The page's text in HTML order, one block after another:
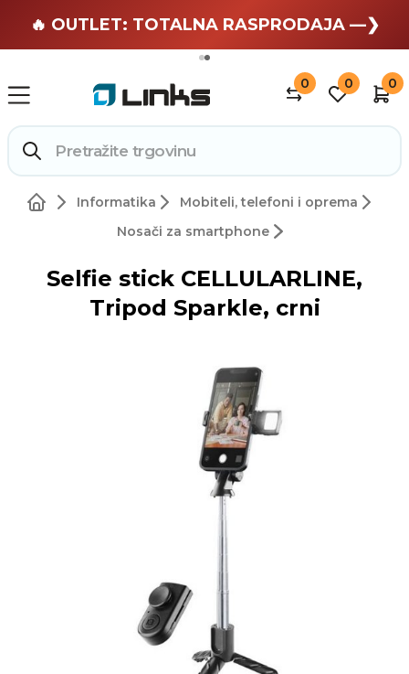
🏄 Zaslužuješ odmor —❯
🔥 OUTLET: TOTALNA RASPRODAJA —❯
0 0 0
Informatika
Mobiteli, telefoni i oprema
Nosači za smartphone
Selfie stick CELLULARLINE,
Tripod Sparkle, crni